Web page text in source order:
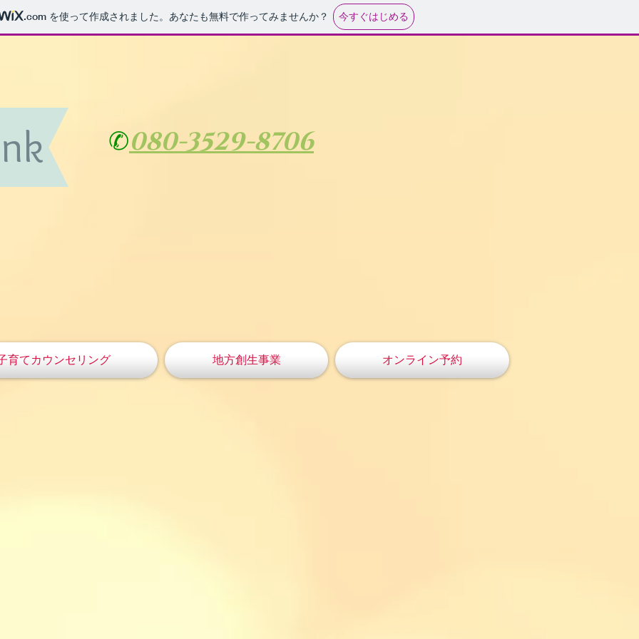
.com を使って作成されました。あなたも無料で作ってみませんか？ 今すぐはじめる
✆080-3529-8706
育てカウンセリング 地方創生事業 オンライン予約